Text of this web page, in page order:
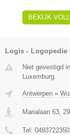
BEKIJK
Logis - Logopedie
Niet gevestigd
Luxemburg.
Antwerpen »
Marialaan 63,
Tel: 0493722350